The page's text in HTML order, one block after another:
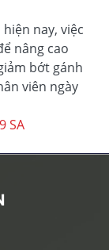
nay, việc
nâng cao
bớt gánh
viên ngày
SA